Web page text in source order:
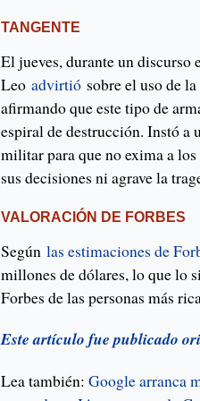
TANGENTE
El jueves, durante un discurso
Leoadvirtió sobre el uso de
afirmando que este tipo de
espiral de destrucción. Instó
militar para que no exima a
sus decisiones ni agrave la
VALORACIÓN DE FORBES
Segúnlas estimaciones de
millones de dólares, lo que lo
Forbes de las personas más
Este artículo fue publicado
Lea también:Google arranca